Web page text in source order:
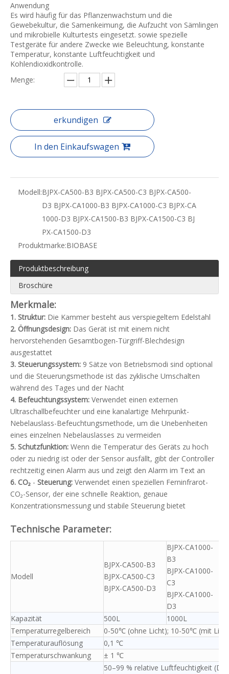
Anwendung
Es wird häufig für das Pflanzenwachstum und die
Gewebekultur, die Samenkeimung, die Aufzucht von Sämlingen
und mikrobielle Kulturtests eingesetzt. sowie spezielle
Testgeräte für andere Zwecke wie Beleuchtung, konstante
Temperatur, konstante Luftfeuchtigkeit und
Kohlendioxidkontrolle.
Menge:
erkundigen
In den Einkaufswagen
Modell:BJPX-CA500-B3 BJPX-CA500-C3 BJPX-CA500-
D3 BJPX-CA1000-B3 BJPX-CA1000-C3 BJPX-CA
1000-D3 BJPX-CA1500-B3 BJPX-CA1500-C3 BJ
PX-CA1500-D3
Produktmarke:BIOBASE
Produktbeschreibung
Broschüre
Merkmale:
1. Struktur: Die Kammer besteht aus verspiegeltem Edelstahl
2. Öffnungsdesign: Das Gerät ist mit einem nicht
hervorstehenden Gesamtbogen-Türgriff-Blechdesign
ausgestattet
3. Steuerungssystem: 9 Sätze von Betriebsmodi sind optional
und die Steuerungsmethode ist das zyklische Umschalten
während des Tages und der Nacht
4. Befeuchtungssystem: Verwendet einen externen
Ultraschallbefeuchter und eine kanalartige Mehrpunkt-
Nebelauslass-Befeuchtungsmethode, um die Unebenheiten
eines einzelnen Nebelauslasses zu vermeiden
5. Schutzfunktion: Wenn die Temperatur des Geräts zu hoch
oder zu niedrig ist oder der Sensor ausfällt, gibt der Controller
rechtzeitig einen Alarm aus und zeigt den Alarm im Text an
6. CO₂ - Steuerung: Verwendet einen speziellen Ferninfrarot-
CO₂-Sensor, der eine schnelle Reaktion, genaue
Konzentrationsmessung und stabile Steuerung bietet
Technische Parameter:
Modell
BJPX-CA500-B3
BJPX-CA500-C3
BJPX-CA500-D3
BJPX-CA1000-
B3
BJPX-CA1000-
C3
BJPX-CA1000-
D3
Kapazität
500L 1000L
Temperaturregelbereich
0-50℃ (ohne Licht); 10-50℃ (mit
Temperaturauflösung
0,1 ℃
Temperaturschwankung
± 1 ℃
50–99 % relative Luftfeuchtigkeit (Die